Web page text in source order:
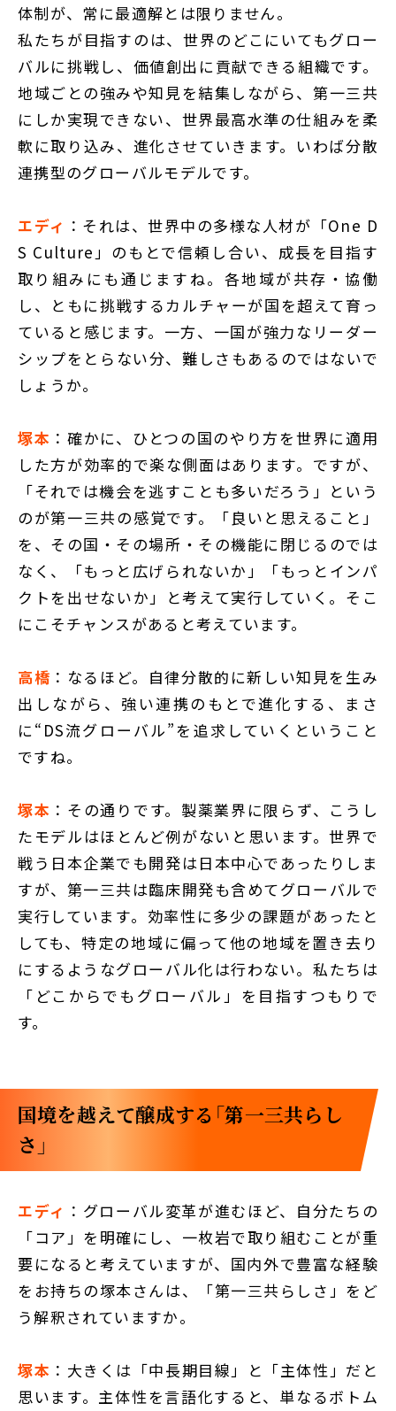
体制が、常に最適解とは限りません。
私たちが目指すのは、世界のどこにいてもグロー
バルに挑戦し、価値創出に貢献できる組織です。
地域ごとの強みや知見を結集しながら、第一三共
にしか実現できない、世界最高水準の仕組みを柔
軟に取り込み、進化させていきます。いわば分散
連携型のグローバルモデルです。
エディ ：それは、世界中の多様な人材が「One D
S Culture」のもとで信頼し合い、成長を目指す
取り組みにも通じますね。各地域が共存・協働
し、ともに挑戦するカルチャーが国を超えて育っ
ていると感じます。一方、一国が強力なリーダー
シップをとらない分、難しさもあるのではないで
しょうか。
塚本 ：確かに、ひとつの国のやり方を世界に適用
した方が効率的で楽な側面はあります。ですが、
「それでは機会を逃すことも多いだろう」という
のが第一三共の感覚です。「良いと思えること」
を、その国・その場所・その機能に閉じるのでは
なく、「もっと広げられないか」「もっとインパ
クトを出せないか」と考えて実行していく。そこ
にこそチャンスがあると考えています。
高橋 ：なるほど。自律分散的に新しい知見を生み
出しながら、強い連携のもとで進化する、まさ
に“DS流グローバル”を追求していくということ
ですね。
塚本 ：その通りです。製薬業界に限らず、こうし
たモデルはほとんど例がないと思います。世界で
戦う日本企業でも開発は日本中心であったりしま
すが、第一三共は臨床開発も含めてグローバルで
実行しています。効率性に多少の課題があったと
しても、特定の地域に偏って他の地域を置き去り
にするようなグローバル化は行わない。私たちは
「どこからでもグローバル」を目指すつもりで
す。
国境を越えて醸成する「第一三共らし
さ」
エディ ：グローバル変革が進むほど、自分たちの
「コア」を明確にし、一枚岩で取り組むことが重
要になると考えていますが、国内外で豊富な経験
をお持ちの塚本さんは、「第一三共らしさ」をど
う解釈されていますか。
塚本 ：大きくは「中長期目線」と「主体性」だと
思います。主体性を言語化すると、単なるボトム